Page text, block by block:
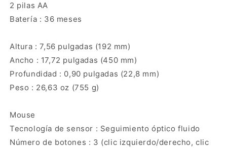
2 pilas AA
Batería : 36 meses
Altura : 7,56 pulgadas (192 mm)
Ancho : 17,72 pulgadas (450 mm)
Profundidad : 0,90 pulgadas (22,8 mm)
Peso : 26,63 oz (755 g)
Mouse
Tecnología de sensor : Seguimiento óptico fluido
Número de botones : 3 (clic izquierdo/derecho, clic